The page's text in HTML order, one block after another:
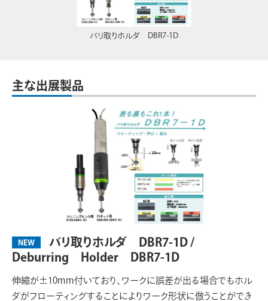
バリ取りホルダ DBR7-1D
主な出展製品
NEW
バリ取りホルダ DBR7-1D /
Deburring Holder DBR7-1D
伸縮が±10mm付いており、ワークに誤差が出る場合でもホル
ダがフローティングすることによりワーク形状に倣うことができ